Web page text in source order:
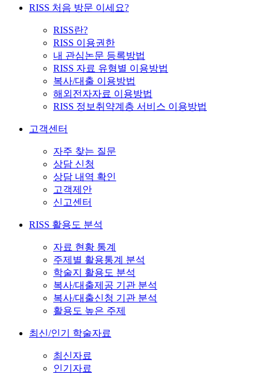
RISS 처음 방문 이세요?
RISS란?
RISS 이용권한
내 관심논문 등록방법
RISS 자료 유형별 이용방법
복사/대출 이용방법
해외전자자료 이용방법
RISS 정보취약계층 서비스 이용방법
고객센터
자주 찾는 질문
상담 신청
상담 내역 확인
고객제안
신고센터
RISS 활용도 분석
자료 현황 통계
주제별 활용통계 분석
학술지 활용도 분석
복사/대출제공 기관 분석
복사/대출신청 기관 분석
활용도 높은 주제
최신/인기 학술자료
최신자료
인기자료